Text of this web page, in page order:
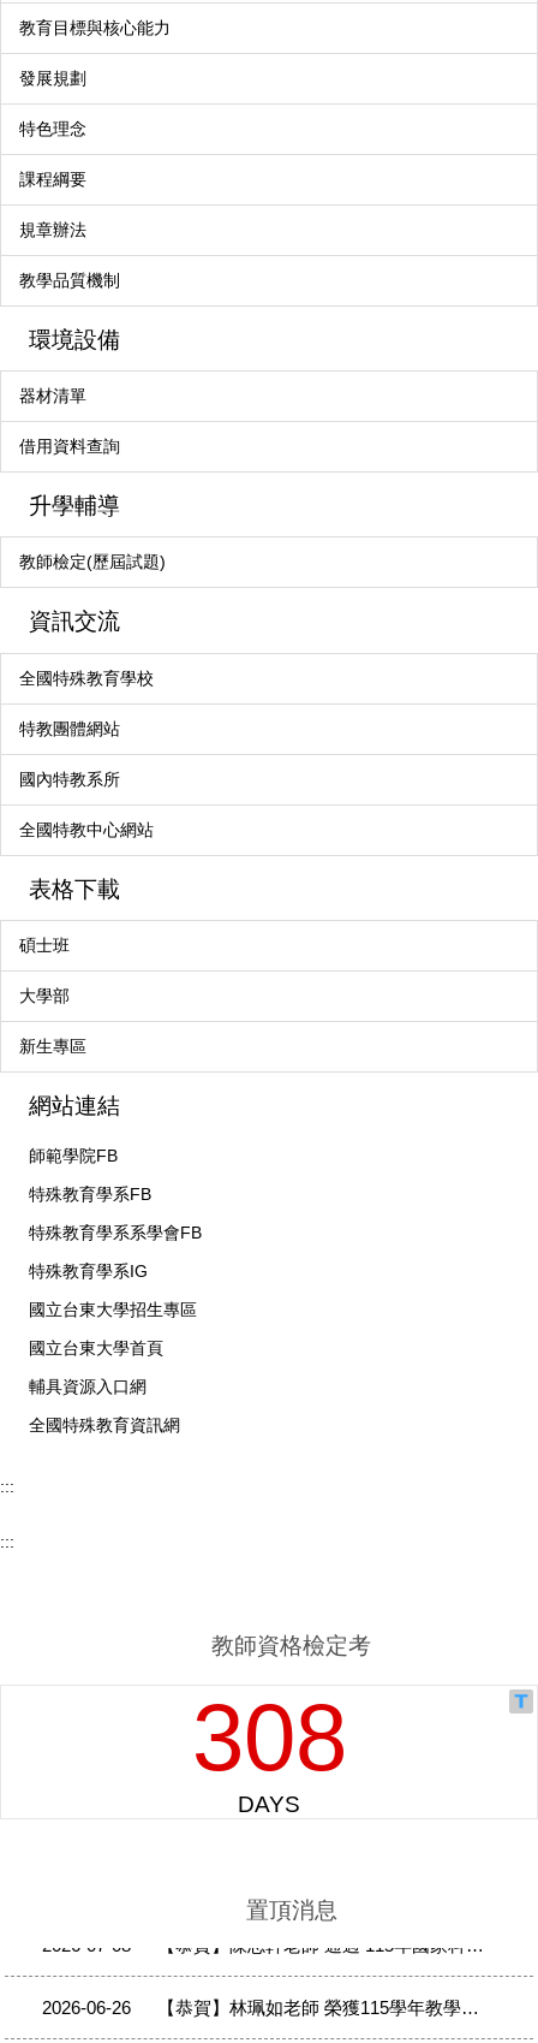
教育目標與核心能力
發展規劃
特色理念
課程綱要
規章辦法
教學品質機制
環境設備
器材清單
借用資料查詢
升學輔導
教師檢定(歷屆試題)
資訊交流
全國特殊教育學校
特教團體網站
國內特教系所
全國特教中心網站
表格下載
碩士班
大學部
新生專區
網站連結
師範學院FB
特殊教育學系FB
特殊教育學系系學會FB
特殊教育學系IG
國立台東大學招生專區
國立台東大學首頁
輔具資源入口網
全國特殊教育資訊網
:::
:::
教師資格檢定考
置頂消息
【恭賀】林珮如老師 榮獲 IASSIDD 7th European Congress High Cultural Relevance類別 Runner-up（優選）
【恭賀】陳志軒老師 通過 115年國家科學及技術委員會補助研究計畫
2026-06-26 【恭賀】林珮如老師 榮獲115學年教學實踐研究績優計畫